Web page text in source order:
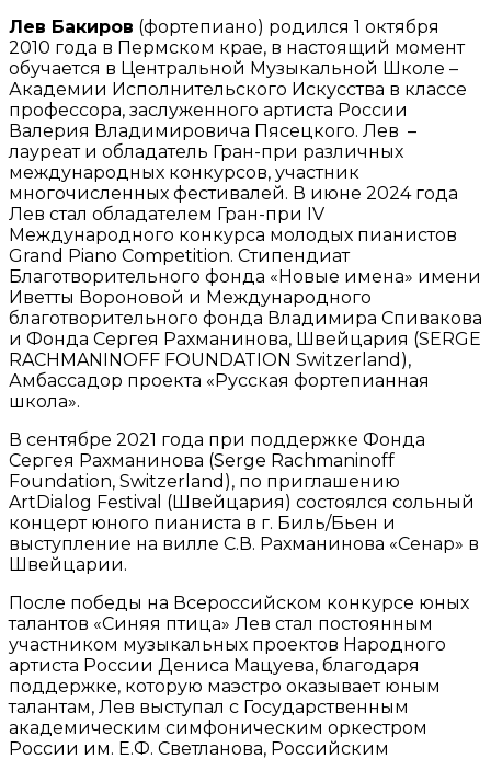
Лев Бакиров (фортепиано) родился 1 октября
2010 года в Пермском крае, в настоящий момент
обучается в Центральной Музыкальной Школе –
Академии Исполнительского Искусства в классе
профессора, заслуженного артиста России
Валерия Владимировича Пясецкого. Лев –
лауреат и обладатель Гран-при различных
международных конкурсов, участник
многочисленных фестивалей. В июне 2024 года
Лев стал обладателем Гран-при IV
Международного конкурса молодых пианистов
Grand Piano Competition. Стипендиат
Благотворительного фонда «Новые имена» имени
Иветты Вороновой и Международного
благотворительного фонда Владимира Спивакова
и​ Фонда Сергея Рахманинова, Швейцария (SERGE
RACHMANINOFF FOUNDATION Switzerland),
Амбассадор проекта «Русская фортепианная
школа».
В сентябре 2021 года при поддержке Фонда
Сергея Рахманинова (Serge Rachmaninoff
Foundation, Switzerland), по приглашению
ArtDialog Festival (Швейцария) состоялся сольный
концерт юного пианиста в г. Биль/Бьен и
выступление на вилле​ С.В. Рахманинова​ «Сенар» в
Швейцарии.
После победы на Всероссийском конкурсе юных
талантов «Синяя птица» Лев стал постоянным
участником музыкальных проектов Народного
артиста России Дениса Мацуева, благодаря
поддержке, которую маэстро оказывает юным
талантам, Лев выступал с Государственным
академическим симфоническим оркестром
России им. Е.Ф. Светланова, Российским